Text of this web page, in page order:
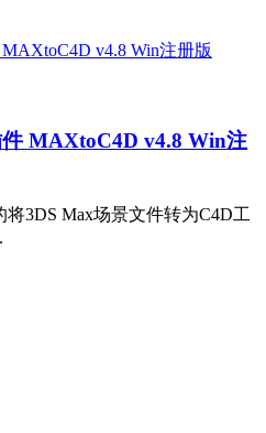
MAXtoC4D v4.8 Win注
3DS Max场景文件转为C4D工